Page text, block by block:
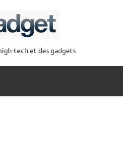
tech et des gadgets